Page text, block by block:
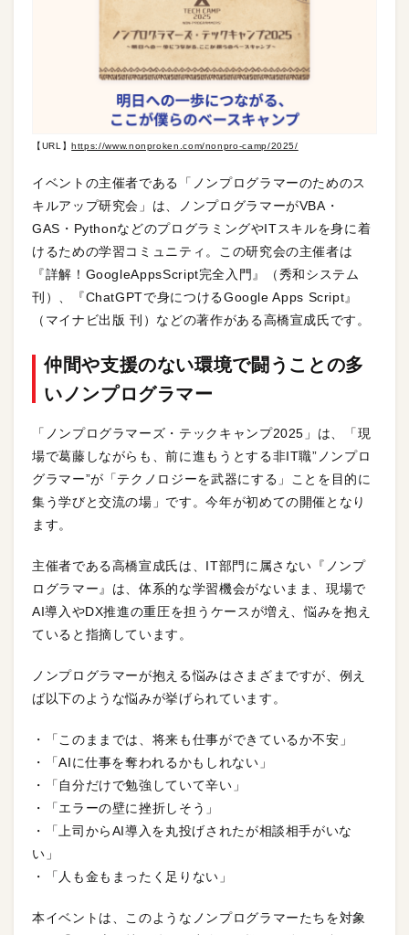
【URL】 https://www.nonproken.com/nonpro-camp/2025/
イベントの主催者である「ノンプログラマーのためのス
キルアップ研究会」は、ノンプログラマーがVBA・
GAS・PythonなどのプログラミングやITスキルを身に着
けるための学習コミュニティ。この研究会の主催者は
『詳解！GoogleAppsScript完全入門』（秀和システム
刊）、『ChatGPTで身につけるGoogle Apps Script』
（マイナビ出版 刊）などの著作がある高橋宣成氏です。
仲間や支援のない環境で闘うことの多
いノンプログラマー
「ノンプログラマーズ・テックキャンプ2025」は、「現
場で葛藤しながらも、前に進もうとする非IT職”ノンプロ
グラマー”が「テクノロジーを武器にする」ことを目的に
集う学びと交流の場」です。今年が初めての開催となり
ます。
主催者である高橋宣成氏は、IT部門に属さない『ノンプ
ログラマー』は、体系的な学習機会がないまま、現場で
AI導入やDX推進の重圧を担うケースが増え、悩みを抱え
ていると指摘しています。
ノンプログラマーが抱える悩みはさまざまですが、例え
ば以下のような悩みが挙げられています。
・「このままでは、将来も仕事ができているか不安」
・「AIに仕事を奪われるかもしれない」
・「自分だけで勉強していて辛い」
・「エラーの壁に挫折しそう」
・「上司からAI導入を丸投げされたが相談相手がいな
い」
・「人も金もまったく足りない」
本イベントは、このようなノンプログラマーたちを対象